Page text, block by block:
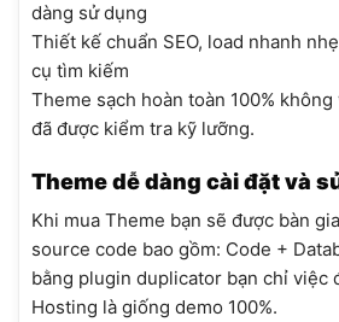
dàng sử dụng
Thiết kế chuẩn SEO, load nhanh
cụ tìm kiếm
Theme sạch hoàn toàn 100%
đã được kiểm tra kỹ lưỡng.
Theme dễ dàng cài đặt và
Khi mua Theme bạn sẽ được bàn
source code bao gồm: Code +
bằng plugin duplicator bạn chỉ việc
Hosting là giống demo 100%.